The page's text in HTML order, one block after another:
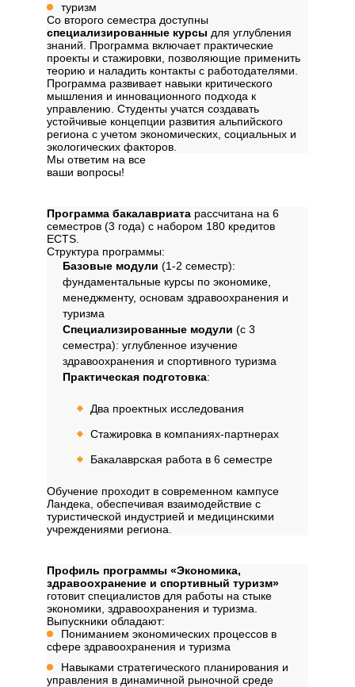
туризм
Со второго семестра доступны
специализированные курсы для углубления
знаний. Программа включает практические
проекты и стажировки, позволяющие применить
теорию и наладить контакты с работодателями.
Программа развивает навыки критического
мышления и инновационного подхода к
управлению. Студенты учатся создавать
устойчивые концепции развития альпийского
региона с учетом экономических, социальных и
экологических факторов.
Мы ответим на все
ваши вопросы!
Программа бакалавриата рассчитана на 6
семестров (3 года) с набором 180 кредитов
ECTS.
Структура программы:
Базовые модули (1-2 семестр):
фундаментальные курсы по экономике,
менеджменту, основам здравоохранения и
туризма
Специализированные модули (с 3
семестра): углубленное изучение
здравоохранения и спортивного туризма
Практическая подготовка:
Два проектных исследования
Стажировка в компаниях-партнерах
Бакалаврская работа в 6 семестре
Обучение проходит в современном кампусе
Ландека, обеспечивая взаимодействие с
туристической индустрией и медицинскими
учреждениями региона.
Профиль программы «Экономика,
здравоохранение и спортивный туризм»
готовит специалистов для работы на стыке
экономики, здравоохранения и туризма.
Выпускники обладают:
Пониманием экономических процессов в
сфере здравоохранения и туризма
Навыками стратегического планирования и
управления в динамичной рыночной среде